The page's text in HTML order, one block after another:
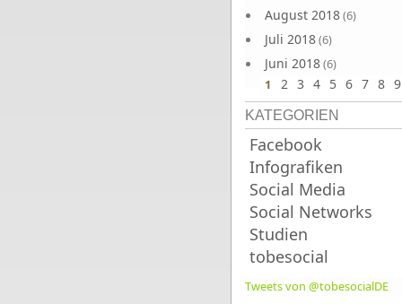
August 2018(6)
Juli 2018(6)
Juni 2018(6)
1 2 3 4 5 6 7 8 9
KATEGORIEN
Facebook
Infografiken
Social Media
Social Networks
Studien
tobesocial
Tweets von @tobesocialDE